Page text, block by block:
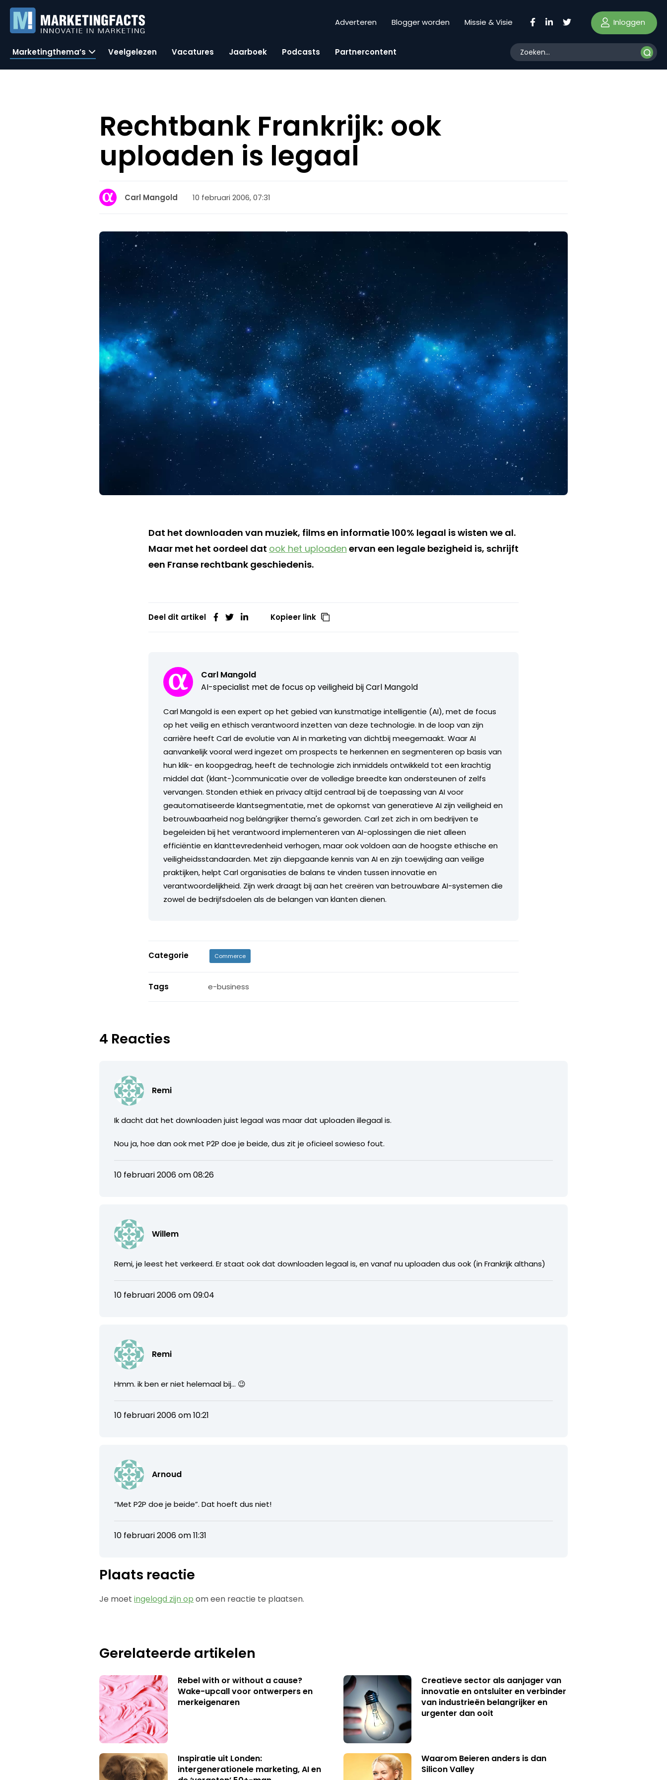
Adverteren Blogger worden Missie & Visie Inloggen
Marketingthema’s Veelgelezen Vacatures Jaarboek Podcasts Partnercontent
Rechtbank Frankrijk: ook
uploaden is legaal
Carl Mangold 10 februari 2006, 07:31
Dat het downloaden van muziek, films en informatie 100% legaal is wisten we al.
Maar met het oordeel dat ook het uploaden ervan een legale bezigheid is, schrijft
een Franse rechtbank geschiedenis.
Deel dit artikel Kopieer link
Carl Mangold
AI-specialist met de focus op veiligheid bij Carl Mangold
Carl Mangold is een expert op het gebied van kunstmatige intelligentie (AI), met de focus
op het veilig en ethisch verantwoord inzetten van deze technologie. In de loop van zijn
carrière heeft Carl de evolutie van AI in marketing van dichtbij meegemaakt. Waar AI
aanvankelijk vooral werd ingezet om prospects te herkennen en segmenteren op basis van
hun klik- en koopgedrag, heeft de technologie zich inmiddels ontwikkeld tot een krachtig
middel dat (klant-)communicatie over de volledige breedte kan ondersteunen of zelfs
vervangen. Stonden ethiek en privacy altijd centraal bij de toepassing van AI voor
geautomatiseerde klantsegmentatie, met de opkomst van generatieve AI zijn veiligheid en
betrouwbaarheid nog belángrijker thema's geworden. Carl zet zich in om bedrijven te
begeleiden bij het verantwoord implementeren van AI-oplossingen die niet alleen
efficiëntie en klanttevredenheid verhogen, maar ook voldoen aan de hoogste ethische en
veiligheidsstandaarden. Met zijn diepgaande kennis van AI en zijn toewijding aan veilige
praktijken, helpt Carl organisaties de balans te vinden tussen innovatie en
verantwoordelijkheid. Zijn werk draagt bij aan het creëren van betrouwbare AI-systemen die
zowel de bedrijfsdoelen als de belangen van klanten dienen.
Categorie Commerce
Tags e-business
4 Reacties
Remi
Ik dacht dat het downloaden juist legaal was maar dat uploaden illegaal is.
Nou ja, hoe dan ook met P2P doe je beide, dus zit je oficieel sowieso fout.
10 februari 2006 om 08:26
Willem
Remi, je leest het verkeerd. Er staat ook dat downloaden legaal is, en vanaf nu uploaden dus ook (in Frankrijk althans)
10 februari 2006 om 09:04
Remi
Hmm. ik ben er niet helemaal bij… 😉
10 februari 2006 om 10:21
Arnoud
“Met P2P doe je beide”. Dat hoeft dus niet!
10 februari 2006 om 11:31
Plaats reactie
Je moetingelogd zijn op om een reactie te plaatsen.
Gerelateerde artikelen
Rebel with or without a cause?
Wake-upcall voor ontwerpers en
merkeigenaren
Creatieve sector als aanjager van
innovatie en ontsluiter en verbinder
van industrieën belangrijker en
urgenter dan ooit
Inspiratie uit Londen:
intergenerationele marketing, AI en
Waarom Beieren anders is dan
Silicon Valley